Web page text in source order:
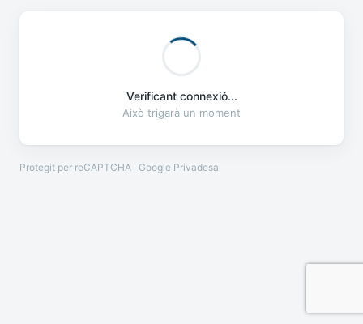
Verificant connexió...
Això trigarà un moment
Protegit per reCAPTCHA · Google Privadesa